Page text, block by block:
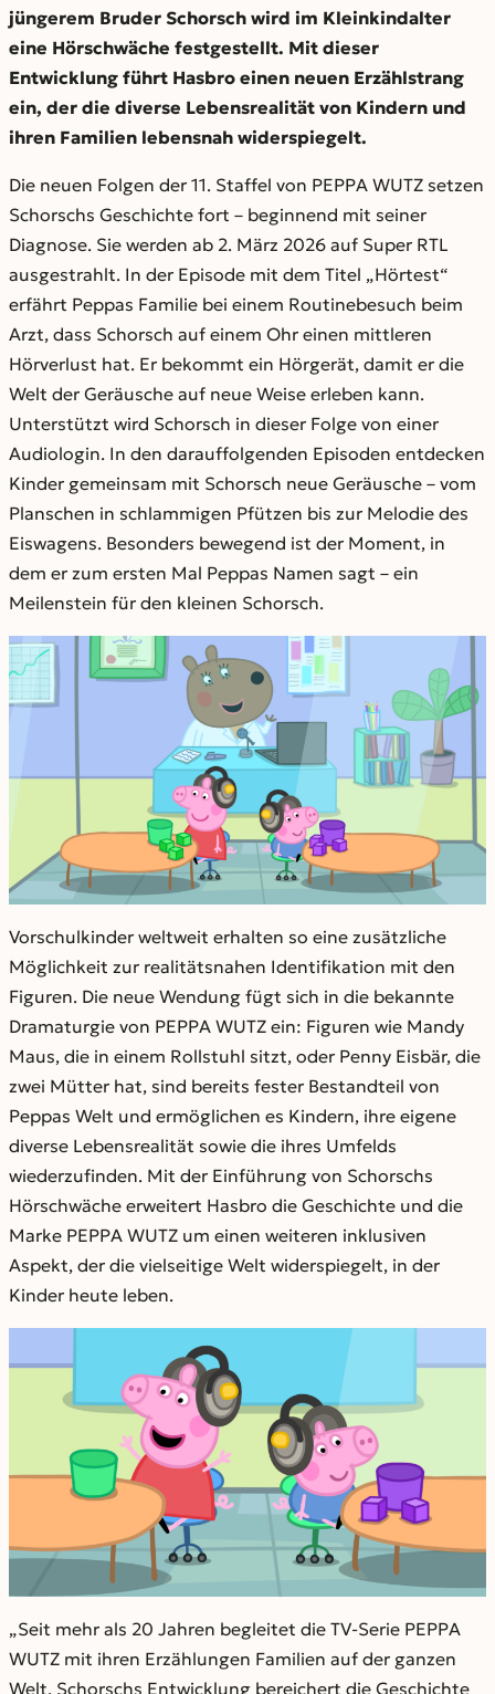
jüngerem Bruder Schorsch wird im Kleinkindalter
eine Hörschwäche festgestellt. Mit dieser
Entwicklung führt Hasbro einen neuen Erzählstrang
ein, der die diverse Lebensrealität von Kindern und
ihren Familien lebensnah widerspiegelt.
Die neuen Folgen der 11. Staffel von PEPPA WUTZ setzen
Schorschs Geschichte fort – beginnend mit seiner
Diagnose. Sie werden ab 2. März 2026 auf Super RTL
ausgestrahlt. In der Episode mit dem Titel „Hörtest“
erfährt Peppas Familie bei einem Routinebesuch beim
Arzt, dass Schorsch auf einem Ohr einen mittleren
Hörverlust hat. Er bekommt ein Hörgerät, damit er die
Welt der Geräusche auf neue Weise erleben kann.
Unterstützt wird Schorsch in dieser Folge von einer
Audiologin. In den darauffolgenden Episoden entdecken
Kinder gemeinsam mit Schorsch neue Geräusche – vom
Planschen in schlammigen Pfützen bis zur Melodie des
Eiswagens. Besonders bewegend ist der Moment, in
dem er zum ersten Mal Peppas Namen sagt – ein
Meilenstein für den kleinen Schorsch.
Vorschulkinder weltweit erhalten so eine zusätzliche
Möglichkeit zur realitätsnahen Identifikation mit den
Figuren. Die neue Wendung fügt sich in die bekannte
Dramaturgie von PEPPA WUTZ ein: Figuren wie Mandy
Maus, die in einem Rollstuhl sitzt, oder Penny Eisbär, die
zwei Mütter hat, sind bereits fester Bestandteil von
Peppas Welt und ermöglichen es Kindern, ihre eigene
diverse Lebensrealität sowie die ihres Umfelds
wiederzufinden. Mit der Einführung von Schorschs
Hörschwäche erweitert Hasbro die Geschichte und die
Marke PEPPA WUTZ um einen weiteren inklusiven
Aspekt, der die vielseitige Welt widerspiegelt, in der
Kinder heute leben.
„Seit mehr als 20 Jahren begleitet die TV-Serie PEPPA
WUTZ mit ihren Erzählungen Familien auf der ganzen
Welt. Schorschs Entwicklung bereichert die Geschichte